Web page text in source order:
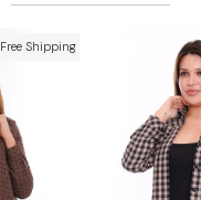
Free Shipping